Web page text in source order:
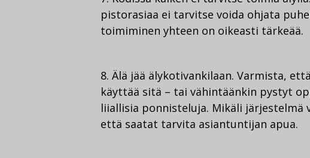
pistorasiaa ei tarvitse voida ohjata
toimiminen yhteen on oikeasti tärkeää.
8. Älä jää älykotivankilaan. Varmista,
käyttää sitä – tai vähintäänkin pystyt
liiallisia ponnisteluja. Mikäli järjestelmä
että saatat tarvita asiantuntijan apua.